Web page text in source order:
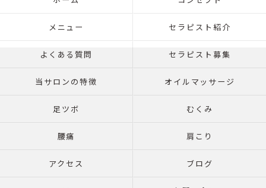
メニュー セラピスト紹介
よくある質問 セラピスト募集
当サロンの特徴 オイルマッサージ
足ツボ むくみ
腰痛 肩こり
アクセス ブログ